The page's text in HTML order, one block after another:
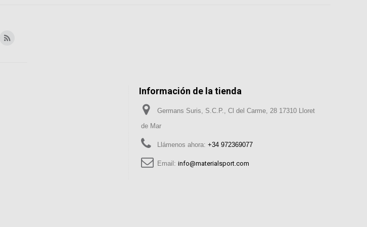
Información de la tienda
Germans Suris, S.C.P., Cl del Carme, 28 17310 Lloret
de Mar
Llámenos ahora: +34 972369077
Email: info@materialsport.com